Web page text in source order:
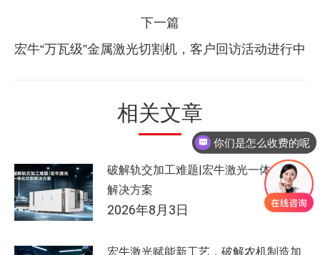
下一篇
下
宏牛“万瓦级”金属激光切割机，客户回访活动进行中
相关文章
破解轨交加工难题|宏牛激光一体化切割
解决方案
2026年8月3日
宏牛激光赋能新工艺，破解农机制造加
你们是怎么收费的呢